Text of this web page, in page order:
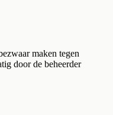
maken tegen
door de beheerder